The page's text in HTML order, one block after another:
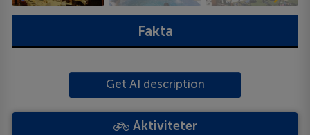
Fakta
Get AI description
Aktiviteter